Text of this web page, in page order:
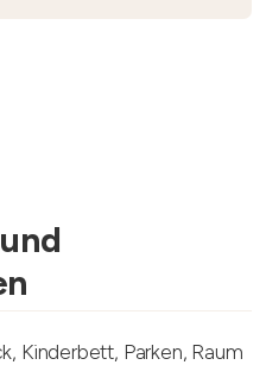
Kinderbett, Parken, Raum